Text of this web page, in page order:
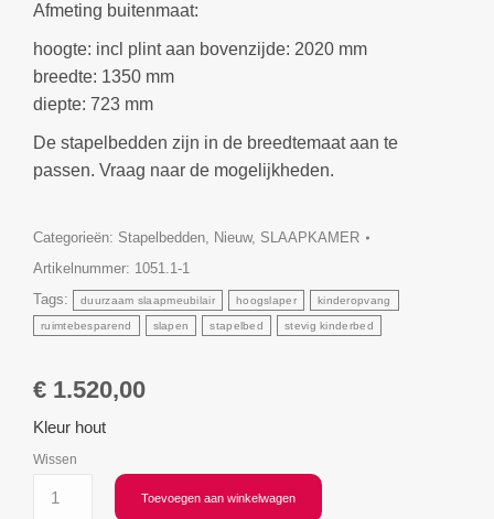
Afmeting buitenmaat:
hoogte: incl plint aan bovenzijde: 2020 mm
breedte: 1350 mm
diepte: 723 mm
De stapelbedden zijn in de breedtemaat aan te
passen. Vraag naar de mogelijkheden.
Categorieën: Stapelbedden, Nieuw, SLAAPKAMER
Artikelnummer: 1051.1-1
Tags:
duurzaam slaapmeubilair hoogslaper kinderopvang
ruimtebesparend slapen stapelbed stevig kinderbed
€ 1.520,00
Kleur hout
Wissen
Toevoegen aan winkelwagen